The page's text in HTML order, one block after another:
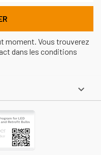
moment. Vous trouverez
dans les conditions
